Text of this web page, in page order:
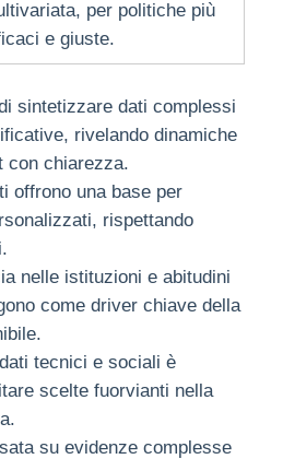
per politiche più
e giuste.
sintetizzare dati complessi
rivelando dinamiche
con chiarezza.
offrono una base per
rispettando
nelle istituzioni e abitudini
come driver chiave della
tecnici e sociali è
scelte fuorvianti nella
su evidenze complesse